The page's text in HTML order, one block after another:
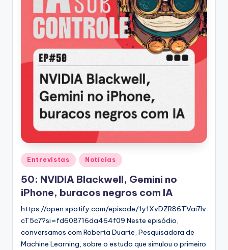
Posted
in
Entrevistas Notícias
50: NVIDIA Blackwell, Gemini no
iPhone, buracos negros com IA
https://open.spotify.com/episode/1y1XvDZR86TVai7Iv
cT5c7?si=fd608716da464f09 Neste episódio,
conversamos com Roberta Duarte, Pesquisadora de
Machine Learning, sobre o estudo que simulou o primeiro